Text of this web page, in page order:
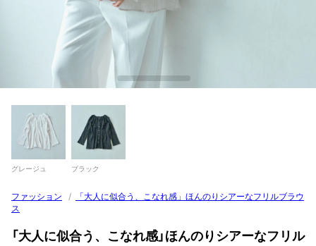
グレージュ ブラック
ファッション /
「大人に似合う、こなれ感」ほんのりシアーなフリルブラウ
ス
「大人に似合う、こなれ感」ほんのりシアーなフリル